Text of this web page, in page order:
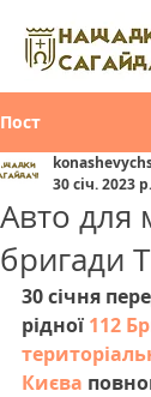
Пост
Авто для
бригади
30 січ. 2023 р.
30 січня
рідної 112
Києва